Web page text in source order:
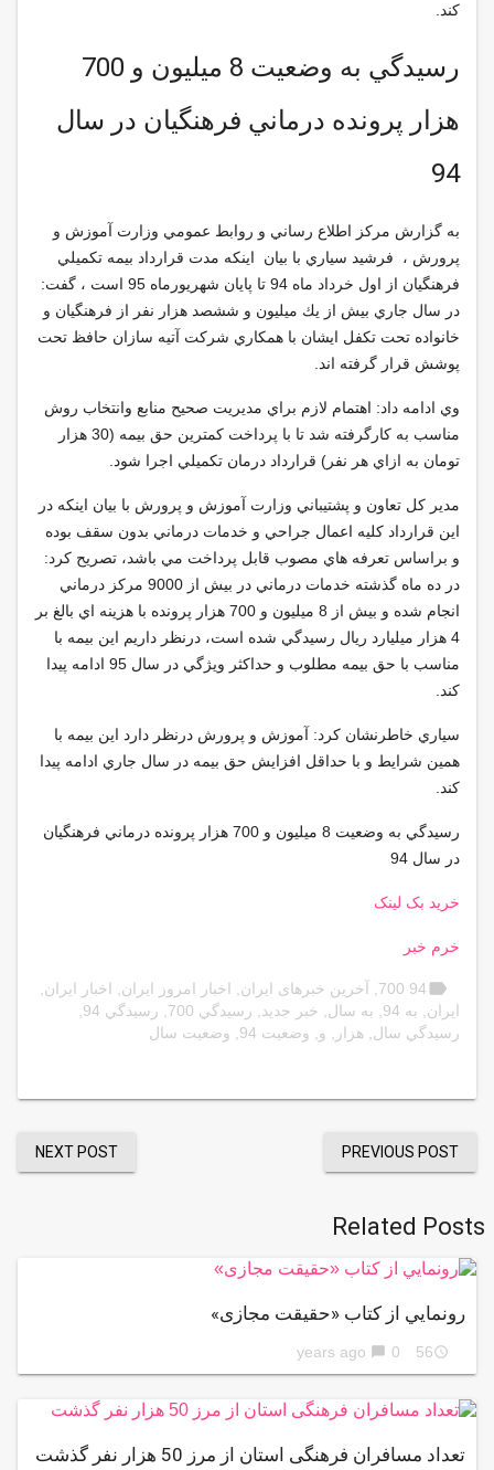
كند.
رسيدگي به وضعيت 8 ميليون و 700
هزار پرونده درماني فرهنگيان در سال
94
به گزارش مركز اطلاع رساني و روابط عمومي وزارت آموزش و
پرورش ، فرشيد سياري با بيان اينكه مدت قرارداد بيمه تكميلي
فرهنگيان از اول خرداد ماه 94 تا پايان شهريورماه 95 است ، گفت:
در سال جاري بيش از يك ميليون و ششصد هزار نفر از فرهنگيان و
خانواده تحت تكفل ايشان با همكاري شركت آتيه سازان حافظ تحت
پوشش قرار گرفته اند.
وي ادامه داد: اهتمام لازم براي مديريت صحيح منابع وانتخاب روش
مناسب به كارگرفته شد تا با پرداخت كمترين حق بيمه (30 هزار
تومان به ازاي هر نفر) قرارداد درمان تكميلي اجرا شود.
مدير كل تعاون و پشتيباني وزارت آموزش و پرورش با بيان اينكه در
اين قرارداد كليه اعمال جراحي و خدمات درماني بدون سقف بوده
و براساس تعرفه هاي مصوب قابل پرداخت مي باشد، تصريح كرد:
در ده ماه گذشته خدمات درماني در بيش از 9000 مركز درماني
انجام شده و بيش از 8 ميليون و 700 هزار پرونده با هزينه اي بالغ بر
4 هزار ميليارد ريال رسيدگي شده است، درنظر داريم اين بيمه با
مناسب با حق بيمه مطلوب و حداكثر ويژگي در سال 95 ادامه پيدا
كند.
سياري خاطرنشان كرد: آموزش و پرورش درنظر دارد اين بيمه با
همين شرايط و با حداقل افزايش حق بيمه در سال جاري ادامه پيدا
كند.
رسيدگي به وضعيت 8 ميليون و 700 هزار پرونده درماني فرهنگيان
در سال 94
خرید بک لینک
خرم خبر
label
94 700 آخرین خبرهای ایران اخبار امروز ایران اخبار ایران
ایران
به 94 به سال خبر جدید رسيدگي 700 رسيدگي 94
رسيدگي سال هزار و وضعيت 94 وضعيت سال
PREVIOUS POST
NEXT POST
Related Posts
رونمايي از کتاب «حقیقت مجازی»
access_time
56 years ago
chat_bubble 0
تعداد مسافران فرهنگی استان از مرز 50 هزار نفر گذشت